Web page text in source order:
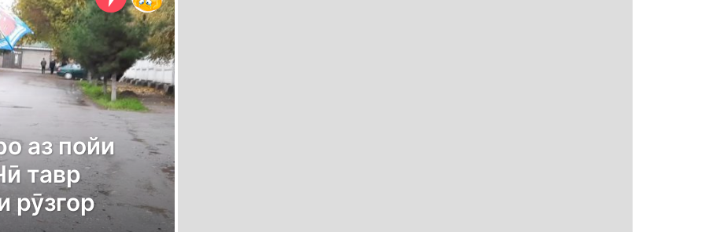
аз пойи
тавр
рӯзгор